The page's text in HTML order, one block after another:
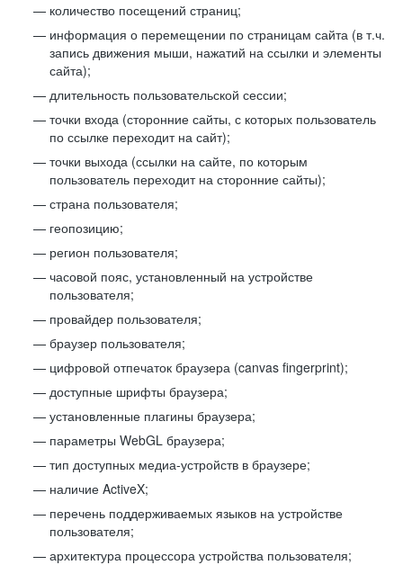
количество посещений страниц;
информация о перемещении по страницам сайта (в т.ч.
запись движения мыши, нажатий на ссылки и элементы
сайта);
длительность пользовательской сессии;
точки входа (сторонние сайты, с которых пользователь
по ссылке переходит на сайт);
точки выхода (ссылки на сайте, по которым
пользователь переходит на сторонние сайты);
страна пользователя;
геопозицию;
регион пользователя;
часовой пояс, установленный на устройстве
пользователя;
провайдер пользователя;
браузер пользователя;
цифровой отпечаток браузера (canvas fingerprint);
доступные шрифты браузера;
установленные плагины браузера;
параметры WebGL браузера;
тип доступных медиа-устройств в браузере;
наличие ActiveX;
перечень поддерживаемых языков на устройстве
пользователя;
архитектура процессора устройства пользователя;